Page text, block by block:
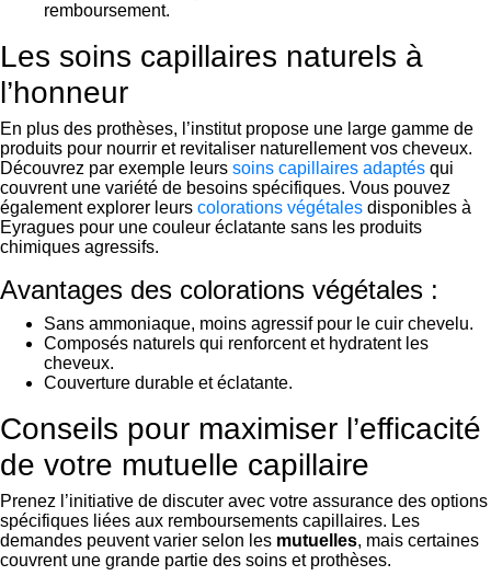
remboursement.
Les soins capillaires naturels à
l’honneur
En plus des prothèses, l’institut propose une large gamme de
produits pour nourrir et revitaliser naturellement vos cheveux.
Découvrez par exemple leurs soins capillaires adaptés qui
couvrent une variété de besoins spécifiques. Vous pouvez
également explorer leurs colorations végétales disponibles à
Eyragues pour une couleur éclatante sans les produits
chimiques agressifs.
Avantages des colorations végétales :
Sans ammoniaque, moins agressif pour le cuir chevelu.
Composés naturels qui renforcent et hydratent les
cheveux.
Couverture durable et éclatante.
Conseils pour maximiser l’efficacité
de votre mutuelle capillaire
Prenez l’initiative de discuter avec votre assurance des options
spécifiques liées aux remboursements capillaires. Les
demandes peuvent varier selon les mutuelles, mais certaines
couvrent une grande partie des soins et prothèses.